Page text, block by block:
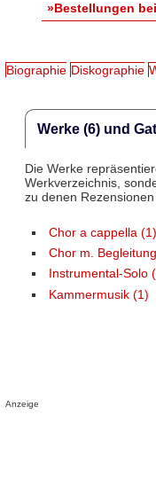
»Bestellungen
Biographie Diskographie
Werke (6) und
Die Werke
Werkverzeichnis,
zu denen
Chor a cappella (1)
Chor m.
Instrumental-Solo
Kammermusik (1)
Anzeige